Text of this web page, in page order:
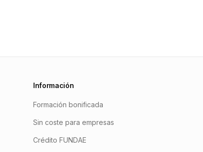
Información
Formación bonificada
Sin coste para empresas
Crédito FUNDAE